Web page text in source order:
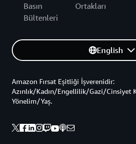
Basın
Bültenleri
Ortakları
English
Amazon Fırsat Eşitliği İşverenidir:
Azınlık/Kadın/Engellilik/Gazi/Cinsiyet
Yönelim/Yaş.